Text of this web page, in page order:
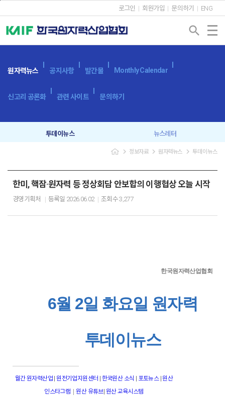
로그인 회원가입 문의하기 ENG
search
원자력뉴스 공지사항 발간물 Monthly Calendar
신고리 공론화 관련 사이트 문의하기
투데이뉴스 뉴스레터
navigate_next 정보자료 navigate_next원자력뉴스 navigate_next 투데이뉴스
한미, 핵잠·원자력 등 정상회담 안보합의 이행협상 오늘 시작
경영기획처 등록일 2026.06.02 조회수3,277
한국원자력산업협회
6월 2일 화요일 원자력
투데이뉴스
월간 원자력산업 |원전기업지원센터 | 한국원산 소식 | 포토뉴스 |원산
인스타그램 |원산 유튜브| 원산 교육시스템